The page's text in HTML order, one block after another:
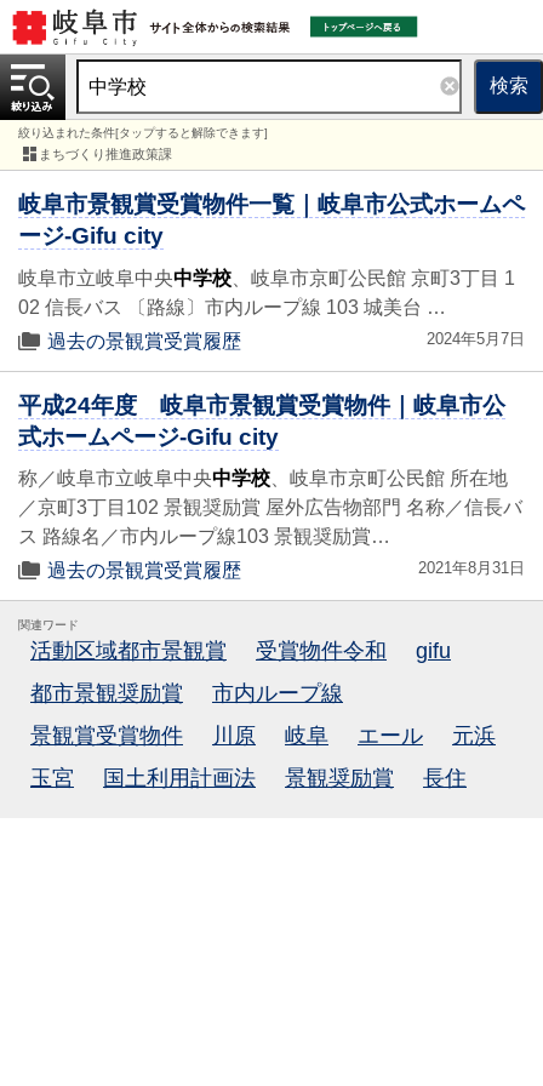
検索
絞り込まれた条件[タップすると解除できます]
まちづくり推進政策課
岐阜市景観賞受賞物件一覧｜岐阜市公式ホームペ
ージ-Gifu city
岐阜市立岐阜中央中学校 、岐阜市京町公民館 京町3丁目 1
02 信長バス 〔路線〕市内ループ線 103 城美台 …
過去の景観賞受賞履歴
2024年5月7日
平成24年度 岐阜市景観賞受賞物件｜岐阜市公
式ホームページ-Gifu city
称／岐阜市立岐阜中央中学校 、岐阜市京町公民館 所在地
／京町3丁目102 景観奨励賞 屋外広告物部門 名称／信長バ
ス 路線名／市内ループ線103 景観奨励賞…
過去の景観賞受賞履歴
2021年8月31日
関連ワード
活動区域都市景観賞 受賞物件令和
gifu
都市景観奨励賞
市内ループ線
景観賞受賞物件
川原 岐阜 エール
元浜
玉宮
国土利用計画法 景観奨励賞 長住